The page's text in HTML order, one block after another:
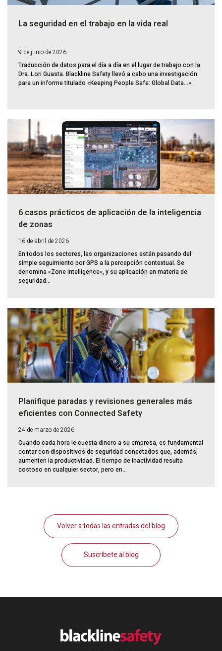
La seguridad en el trabajo en la vida real
9 de junio de 2026
Traducción de datos para el día a día en el lugar de trabajo con la
Dra. Lori Guasta. Blackline Safety llevó a cabo una investigación
para un informe titulado «Keeping People Safe: Global Data...»
6 casos prácticos de aplicación de la inteligencia
de zonas
16 de abril de 2026
En todos los sectores, las organizaciones están pasando del
simple seguimiento por GPS a la percepción contextual. Se
denomina «Zone Intelligence», y su aplicación en materia de
seguridad...
Planifique paradas y revisiones generales más
eficientes con Connected Safety
24 de marzo de 2026
Cuando cada hora le cuesta dinero a su empresa, es fundamental
contar con dispositivos de seguridad conectados que, además,
aumenten la productividad. El tiempo de inactividad resulta
costoso en cualquier sector, pero en...
Volver a todas las entradas del blog
Suscríbete al blog